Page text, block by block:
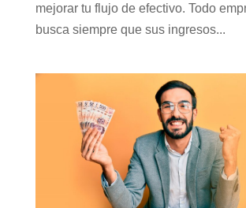
mejorar tu flujo de efectivo. Todo
busca siempre que sus ingresos...